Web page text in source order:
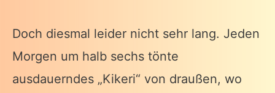
Doch diesmal leider nicht sehr lang. Jeden
Morgen um halb sechs tönte
ausdauerndes „Kikeri“ von draußen, wo